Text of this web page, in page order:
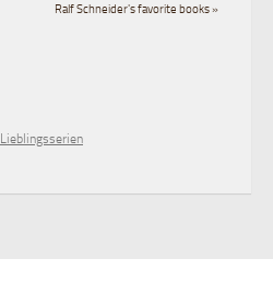
Ralf Schneider's favorite books »
Lieblingsserien